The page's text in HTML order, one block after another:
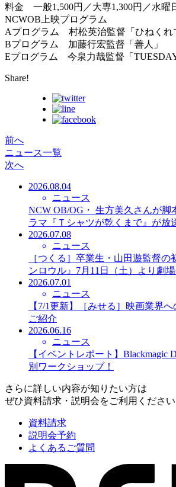
料金 一般1,500円／大専1,300円／水曜
NCWOB上映プログラム
Aプログラム 村松英治監督「ひねくれ
Bプログラム 加藤行宏監督「善人」
Eプログラム 今泉力哉監督「TUESDAY
Share!
前へ
ニュース一覧
次へ
2026.08.04
ニュース
NCW OB/OG・ 生方美久さんが脚
ラマ『Ｔシャツが乾くまで』が放
2026.07.08
ニュース
［つくる］卒業生・山田遊監督の
ンロウル』7月11日（土）より劇場
2026.07.01
ニュース
【7/1更新】［みせる］映画業界
ご紹介
2026.06.16
ニュース
【イベントレポート】Blackmagic
別ワークショップ！
さらに詳しい内容が知りたい方は
ぜひ資料請求・説明会をご利用ください
資料請求
説明会予約
よくあるご質問